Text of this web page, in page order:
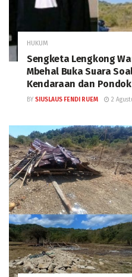
HUKUM
Sengketa Lengkong
Mbehal Buka Suara
Kendaraan dan
BY SIUSLAUS FENDI RUEM 2